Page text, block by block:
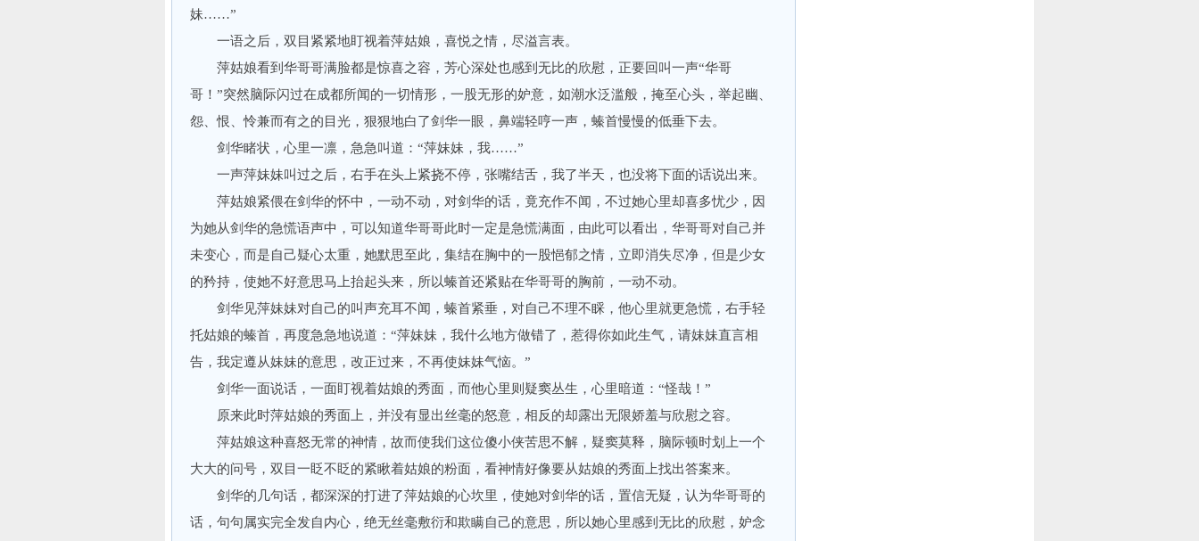
妹……”
一语之后，双目紧紧地盯视着萍姑娘，喜悦之情，尽溢言表。
萍姑娘看到华哥哥满脸都是惊喜之容，芳心深处也感到无比的欣慰，正要回叫一声“华哥
哥！”突然脑际闪过在成都所闻的一切情形，一股无形的妒意，如潮水泛滥般，掩至心头，举起幽、
怨、恨、怜兼而有之的目光，狠狠地白了剑华一眼，鼻端轻哼一声，螓首慢慢的低垂下去。
剑华睹状，心里一凛，急急叫道：“萍妹妹，我……”
一声萍妹妹叫过之后，右手在头上紧挠不停，张嘴结舌，我了半天，也没将下面的话说出来。
萍姑娘紧偎在剑华的怀中，一动不动，对剑华的话，竟充作不闻，不过她心里却喜多忧少，因
为她从剑华的急慌语声中，可以知道华哥哥此时一定是急慌满面，由此可以看出，华哥哥对自己并
未变心，而是自己疑心太重，她默思至此，集结在胸中的一股悒郁之情，立即消失尽净，但是少女
的矜持，使她不好意思马上抬起头来，所以螓首还紧贴在华哥哥的胸前，一动不动。
剑华见萍妹妹对自己的叫声充耳不闻，螓首紧垂，对自己不理不睬，他心里就更急慌，右手轻
托姑娘的螓首，再度急急地说道：“萍妹妹，我什么地方做错了，惹得你如此生气，请妹妹直言相
告，我定遵从妹妹的意思，改正过来，不再使妹妹气恼。”
剑华一面说话，一面盯视着姑娘的秀面，而他心里则疑窦丛生，心里暗道：“怪哉！”
原来此时萍姑娘的秀面上，并没有显出丝毫的怒意，相反的却露出无限娇羞与欣慰之容。
萍姑娘这种喜怒无常的神情，故而使我们这位傻小侠苦思不解，疑窦莫释，脑际顿时划上一个
大大的问号，双目一眨不眨的紧瞅着姑娘的粉面，看神情好像要从姑娘的秀面上找出答案来。
剑华的几句话，都深深的打进了萍姑娘的心坎里，使她对剑华的话，置信无疑，认为华哥哥的
话，句句属实完全发自内心，绝无丝毫敷衍和欺瞒自己的意思，所以她心里感到无比的欣慰，妒念